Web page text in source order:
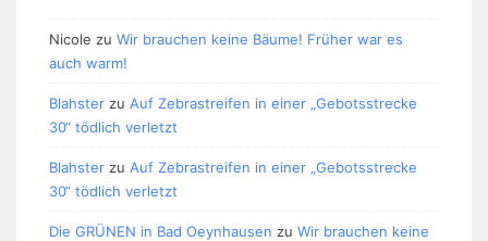
Nicole zu Wir brauchen keine Bäume! Früher war es
auch warm!
Blahster zu Auf Zebrastreifen in einer „Gebotsstrecke
30“ tödlich verletzt
Blahster zu Auf Zebrastreifen in einer „Gebotsstrecke
30“ tödlich verletzt
Die GRÜNEN in Bad Oeynhausen zu Wir brauchen keine